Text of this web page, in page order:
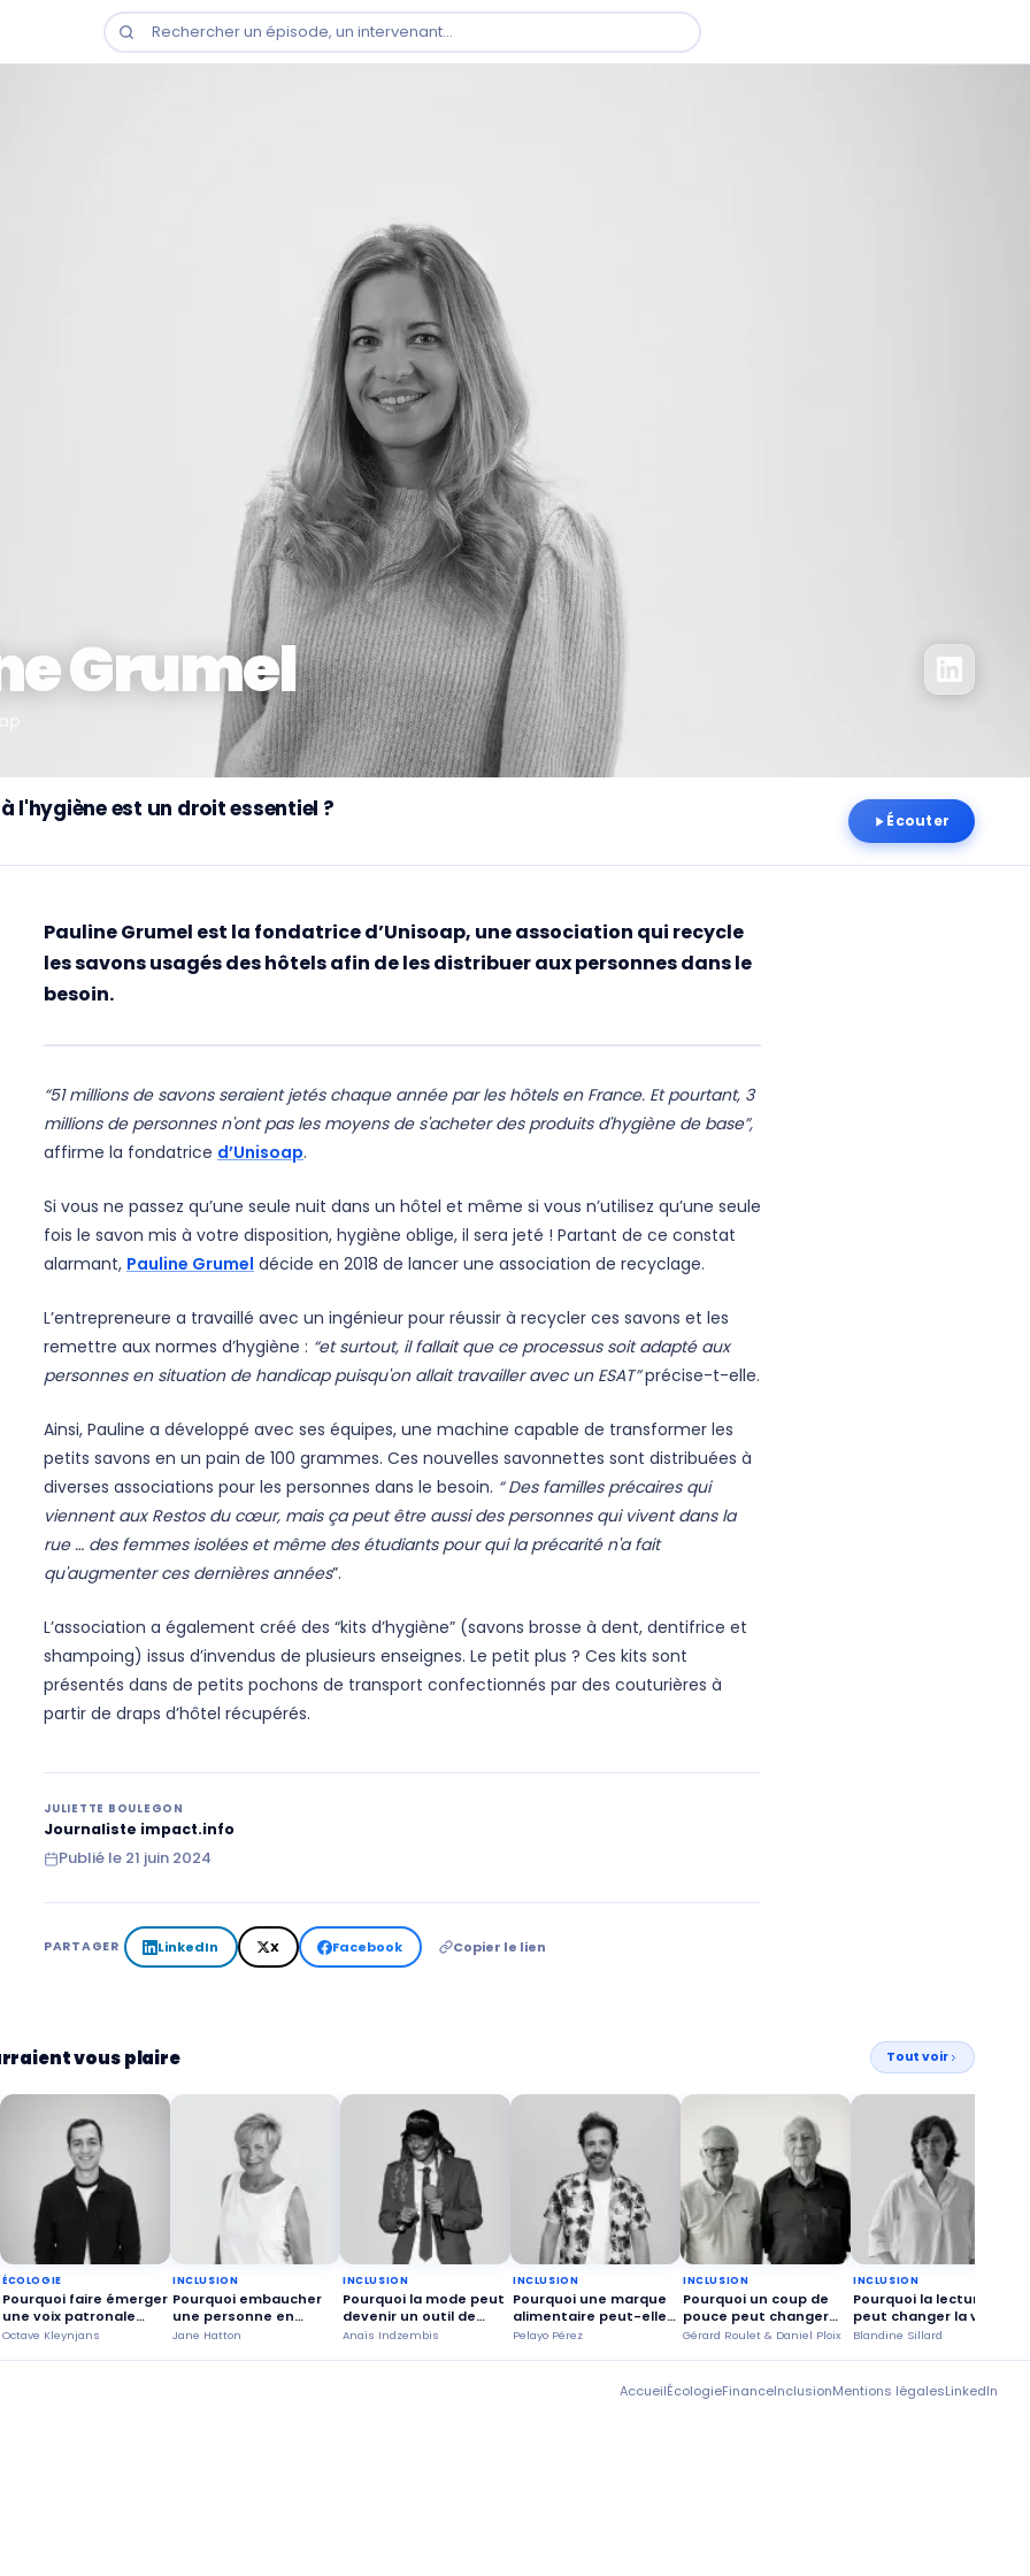
Rechercher
Grumel
l'hygiène est un droit essentiel ? Écouter
Pauline Grumel est la fondatrice d’Unisoap, une association qui recycle
les savons usagés des hôtels afin de les distribuer aux personnes dans le
besoin.
“51 millions de savons seraient jetés chaque année par les hôtels en France. Et pourtant, 3
millions de personnes n'ont pas les moyens de s'acheter des produits d'hygiène de base”,
affirme la fondatrice d’Unisoap.
Si vous ne passez qu’une seule nuit dans un hôtel et même si vous n’utilisez qu’une seule
fois le savon mis à votre disposition, hygiène oblige, il sera jeté ! Partant de ce constat
alarmant, Pauline Grumel décide en 2018 de lancer une association de recyclage.
L’entrepreneure a travaillé avec un ingénieur pour réussir à recycler ces savons et les
remettre aux normes d’hygiène : “et surtout, il fallait que ce processus soit adapté aux
personnes en situation de handicap puisqu'on allait travailler avec un ESAT”précise-t-elle.
Ainsi, Pauline a développé avec ses équipes, une machine capable de transformer les
petits savons en un pain de 100 grammes. Ces nouvelles savonnettes sont distribuées à
diverses associations pour les personnes dans le besoin. “ Des familles précaires qui
viennent aux Restos du cœur, mais ça peut être aussi des personnes qui vivent dans la
rue … des femmes isolées et même des étudiants pour qui la précarité n'a fait
qu'augmenter ces dernières années”.
L’association a également créé des “kits d’hygiène” (savons brosse à dent, dentifrice et
shampoing) issus d’invendus de plusieurs enseignes. Le petit plus ? Ces kits sont
présentés dans de petits pochons de transport confectionnés par des couturières à
partir de draps d’hôtel récupérés.
JULIETTE BOULEGON
Journaliste impact.info
Publié le 21 juin 2024
PARTAGER LinkedIn X Facebook Copier le lien
vous plaire Tout voir
ÉCOLOGIE
Pourquoi faire émerger
une voix patronale
engagée ?
Octave Kleynjans
INCLUSION
Pourquoi embaucher
une personne en
situation de
Jane Hatton
INCLUSION
Pourquoi la mode peut
devenir un outil de
confiance en soi ?
Anaïs Indzembis
INCLUSION
Pourquoi une marque
alimentaire peut-elle
croître sans trahir ses
Pelayo Pérez
INCLUSION
Pourquoi un coup de
pouce peut changer
des trajectoires de
Gérard Roulet & Daniel Ploix
INCLUSION
Pourquoi la lecture
peut changer la vie
des seniors ?
Blandine Sillard
AccueilÉcologieFinanceInclusionMentions légalesLinkedIn